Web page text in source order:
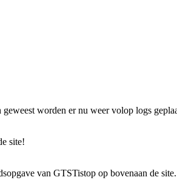
worden er nu weer volop logs
site!
van GTSTistop op bovenaan de